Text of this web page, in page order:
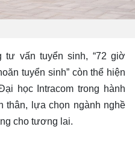
tư vấn tuyển sinh, “72 giờ
tuyển sinh” còn thể hiện
học Intracom trong hành
thân, lựa chọn ngành nghề
cho tương lai.